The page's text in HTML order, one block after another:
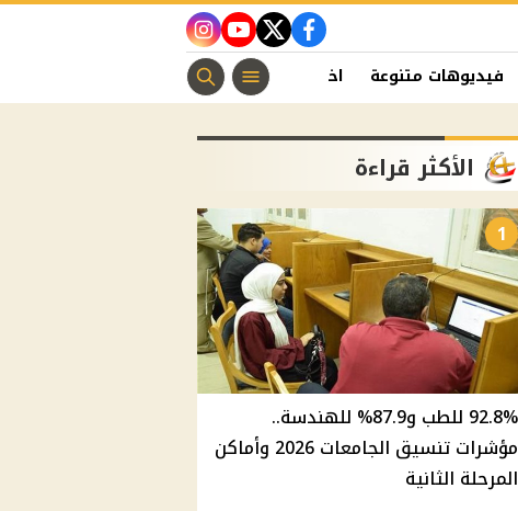
facebook
twitter
youtube
instagram
فيديوهات متنوعة اخبار الفن منوعات مسيحية
الأكثر قراءة
1
92.8% للطب و87.9% للهندسة..
مؤشرات تنسيق الجامعات 2026 وأماكن
المرحلة الثانية